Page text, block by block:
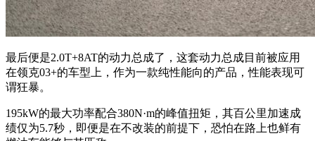
最后便是2.0T+8AT的动力总成了，这套动力总成目前被应用
在领克03+的车型上，作为一款纯性能向的产品，性能表现可
谓狂暴。
195kW的最大功率配合380N·m的峰值扭矩，其百公里加速成
绩仅为5.7秒，即便是在不改装的前提下，恐怕在路上也鲜有